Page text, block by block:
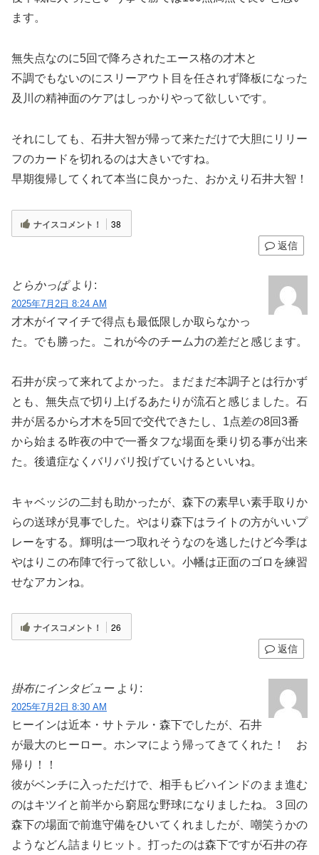
ます。
無失点なのに5回で降ろされたエース格の才木と
不調でもないのにスリーアウト目を任されず降板になった
及川の精神面のケアはしっかりやって欲しいです。
それにしても、石井大智が帰って来ただけで大胆にリリー
フのカードを切れるのは大きいですね。
早期復帰してくれて本当に良かった、おかえり石井大智！
ナイスコメント！ 38
返信
とらかっぱ より:
2025年7月2日 8:24 AM
才木がイマイチで得点も最低限しか取らなかっ
た。でも勝った。これが今のチーム力の差だと感じます。
石井が戻って来れてよかった。まだまだ本調子とは行かず
とも、無失点で切り上げるあたりが流石と感じました。石
井が居るから才木を5回で交代できたし、1点差の8回3番
から始まる昨夜の中で一番タフな場面を乗り切る事が出来
た。後遺症なくバリバリ投げていけるといいね。
キャベッジの二封も助かったが、森下の素早い素手取りか
らの送球が見事でした。やはり森下はライトの方がいいプ
レーをする。輝明は一つ取れそうなのを逃したけど今季は
やはりこの布陣で行って欲しい。小幡は正面のゴロを練習
せなアカンね。
ナイスコメント！ 26
返信
掛布にインタビュー より:
2025年7月2日 8:30 AM
ヒーインは近本・サトテル・森下でしたが、石井
が最大のヒーロー。ホンマによう帰ってきてくれた！ お
帰り！！
彼がベンチに入っただけで、相手もビハインドのまま進む
のはキツイと前半から窮屈な野球になりましたね。３回の
森下の場面で前進守備をひいてくれましたが、嘲笑うかの
ようなどん詰まりヒット。打ったのは森下ですが石井の存